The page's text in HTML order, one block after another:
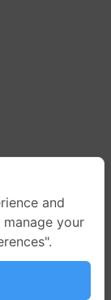
นคร 10330
and
your